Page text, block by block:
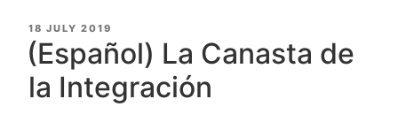
POSTED
ON
18 JULY 2019
(Español) La Canasta de
la Integración